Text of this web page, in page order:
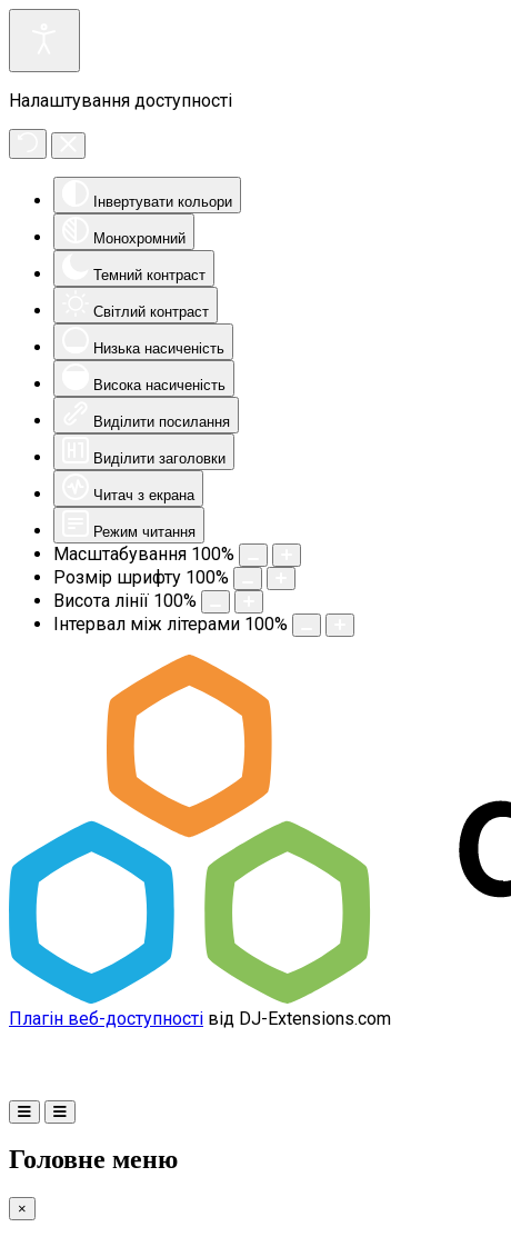
Налаштування доступності
Інвертувати кольори
Монохромний
Темний контраст
Світлий контраст
Низька насиченість
Висока насиченість
Виділити посилання
Виділити заголовки
Читач з екрана
Режим читання
Масштабування 100%
Розмір шрифту 100%
Висота лінії 100%
Інтервал між літерами 100%
Плагін веб-доступності від DJ-Extensions.com
Головне меню
×